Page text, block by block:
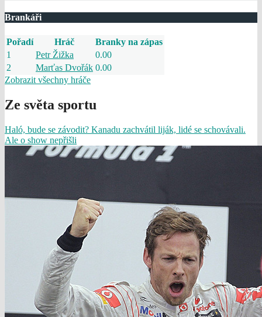
Brankáři
Pořadí Hráč
Branky na zápas
1
Petr Žižka
0.00
2
Marťas Dvořák 0.00
Zobrazit všechny hráče
Ze světa sportu
Haló, bude se závodit? Kanadu zachvátil liják, lidé se schovávali.
Ale o show nepřišli